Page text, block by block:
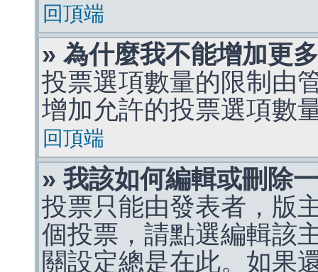
回頂端
» 為什麼我不能增加更
投票選項數量的限制由
增加允許的投票選項數
回頂端
» 我該如何編輯或刪除
投票只能由發表者，版
個投票，請點選編輯該
關設定總是在此。如果